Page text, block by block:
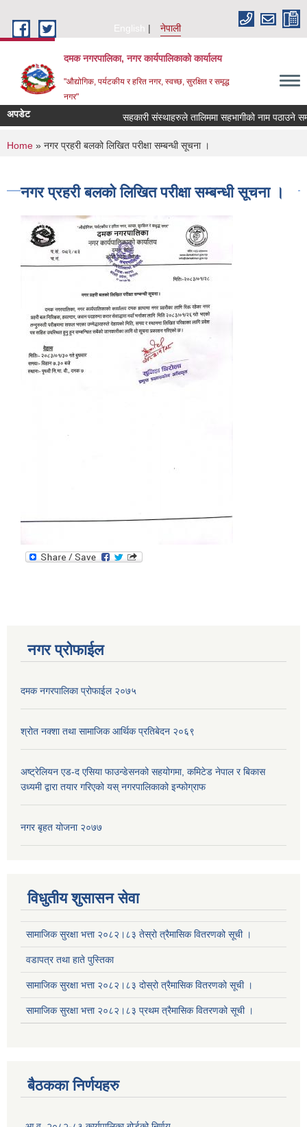
English
नेपाली
दमक नगरपालिका, नगर कार्यपालिकाको कार्यालय
"औद्योगिक, पर्यटकीय र हरित नगर, स्वच्छ, सुरक्षित र समृद्ध
नगर"
अपडेट सहकारी संस्थाहरुले तालिममा सहभागीको नाम पठाउने
You are here
Home » नगर प्रहरी बलको लिखित परीक्षा सम्बन्धी सूचना ।
नगर प्रहरी बलको लिखित परीक्षा सम्बन्धी सूचना ।
नगर प्रोफाईल
दमक नगरपालिका प्रोफाईल २०७५
श्रोत नक्शा तथा सामाजिक आर्थिक प्रतिबेदन २०६९
अष्ट्रेलियन एड-द एसिया फाउन्डेसनको सहयोगमा, कमिटेड नेपाल र बिकास
उध्यमी द्वारा तयार गरिएको यस् नगरपालिकाको इन्फोग्राफ
नगर बृहत योजना २०७७
विधुतीय शुसासन सेवा
सामाजिक सुरक्षा भत्ता २०८२।८३ तेस्रो त्रैमासिक वितरणको सूची ।
वडापत्र तथा हाते पुस्तिका
सामाजिक सुरक्षा भत्ता २०८२।८३ दोस्रो त्रैमासिक वितरणको सूची ।
सामाजिक सुरक्षा भत्ता २०८२।८३ प्रथम त्रैमासिक वितरणको सूची ।
बैठकका निर्णयहरु